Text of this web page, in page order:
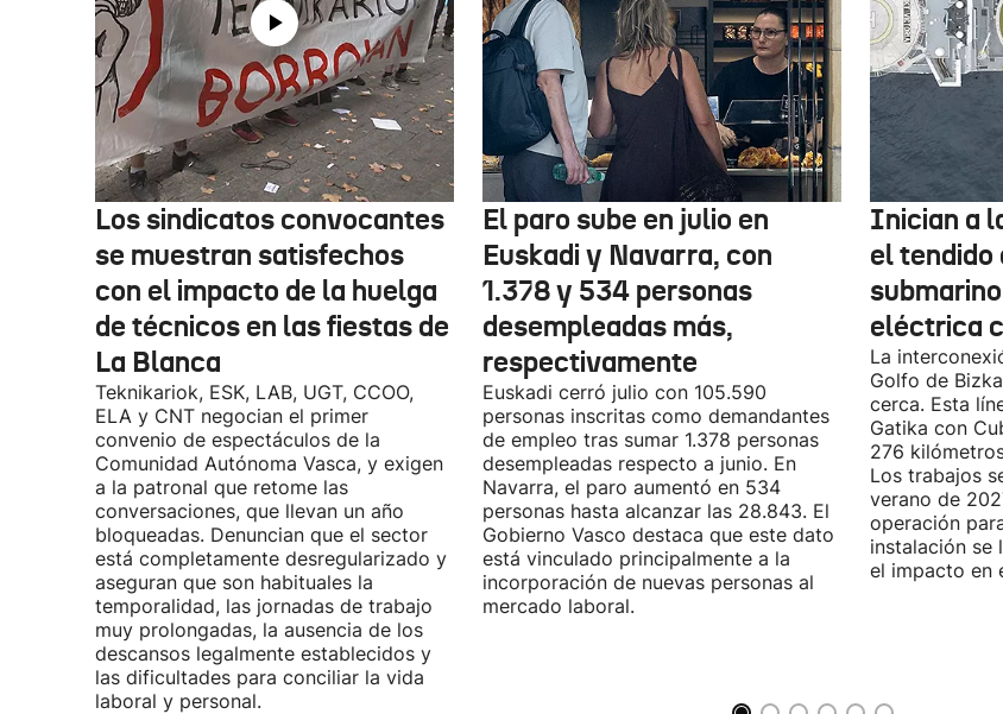
Los sindicatos convocantes
se muestran satisfechos
con el impacto de la huelga
de técnicos en las fiestas de
La Blanca
Teknikariok, ESK, LAB, UGT, CCOO,
ELA y CNT negocian el primer
convenio de espectáculos de la
Comunidad Autónoma Vasca, y exigen
a la patronal que retome las
conversaciones, que llevan un año
bloqueadas. Denuncian que el sector
está completamente desregularizado y
aseguran que son habituales la
temporalidad, las jornadas de trabajo
muy prolongadas, la ausencia de los
descansos legalmente establecidos y
las dificultades para conciliar la vida
laboral y personal.
El paro sube en julio en
Euskadi y Navarra, con
1.378 y 534 personas
desempleadas más,
respectivamente
Euskadi cerró julio con 105.590
personas inscritas como demandantes
de empleo tras sumar 1.378 personas
desempleadas respecto a junio. En
Navarra, el paro aumentó en 534
personas hasta alcanzar las 28.843. El
Gobierno Vasco destaca que este dato
está vinculado principalmente a la
incorporación de nuevas personas al
mercado laboral.
Inician a
el tendido
eléctrica
La
Golfo de
cerca. Esta
Gatika con
276
Los trabajos
verano de
operación
instalación se
el impacto en